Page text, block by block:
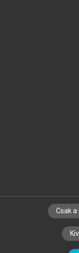
SZERZŐKNEK
Csak